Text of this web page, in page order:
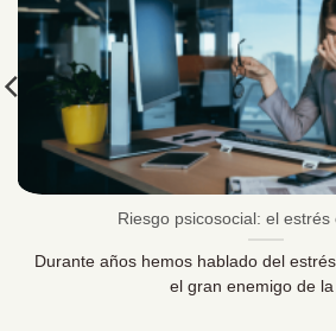
Riesgo psicosocial: el estrés
Durante años hemos hablado del
el gran enemigo de la